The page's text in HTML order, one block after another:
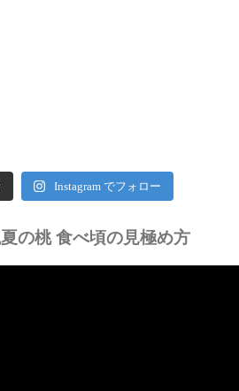
Instagram でフォロー
の桃 食べ頃の見極め方